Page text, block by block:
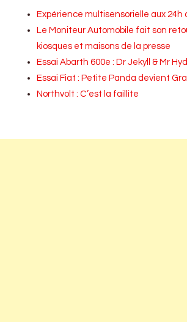
Expérience multisensorielle aux 24h
Le Moniteur Automobile fait son
kiosques et maisons de la presse
Essai Abarth 600e : Dr Jekyll & Mr
Essai Fiat : Petite Panda devient
Northvolt : C’est la faillite